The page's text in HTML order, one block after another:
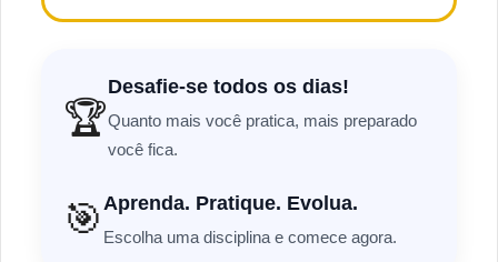
🏆
Desafie-se todos os dias!
Quanto mais você pratica, mais preparado
você fica.
🎯 Aprenda. Pratique. Evolua.
Escolha uma disciplina e comece agora.